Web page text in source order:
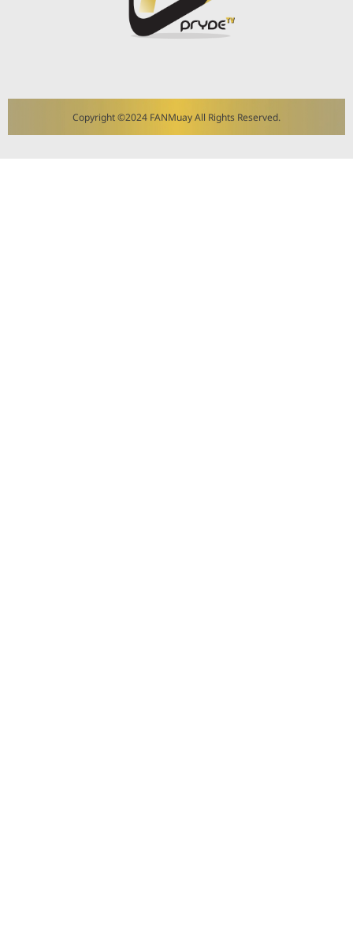
Copyright ©2024 FANMuay All Rights Reserved.